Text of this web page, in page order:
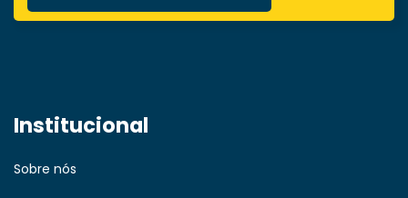
Institucional
Sobre nós